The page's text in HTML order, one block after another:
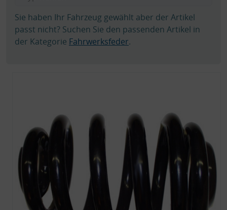
Sie haben Ihr Fahrzeug gewählt aber der Artikel
passt nicht? Suchen Sie den passenden Artikel in
der Kategorie Fahrwerksfeder.